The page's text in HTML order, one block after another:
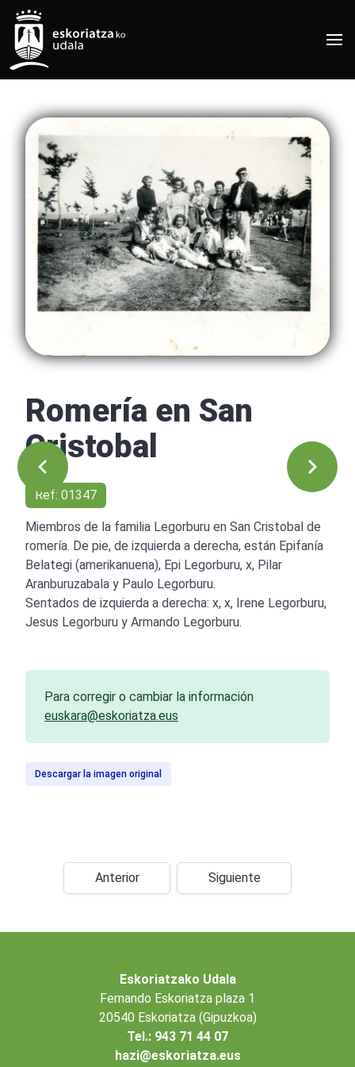
Romería en San
Cristobal
Ref: 01347
Miembros de la familia Legorburu en San Cristobal de
romería. De pie, de izquierda a derecha, están Epifanía
Belategi (amerikanuena), Epi Legorburu, x, Pilar
Aranburuzabala y Paulo Legorburu.
Sentados de izquierda a derecha: x, x, Irene Legorburu,
Jesus Legorburu y Armando Legorburu.
Para corregir o cambiar la información
euskara@eskoriatza.eus
Descargar la imagen original
Anterior Siguiente
Eskoriatzako Udala
Fernando Eskoriatza plaza 1
20540 Eskoriatza (Gipuzkoa)
Tel.: 943 71 44 07
hazi@eskoriatza.eus